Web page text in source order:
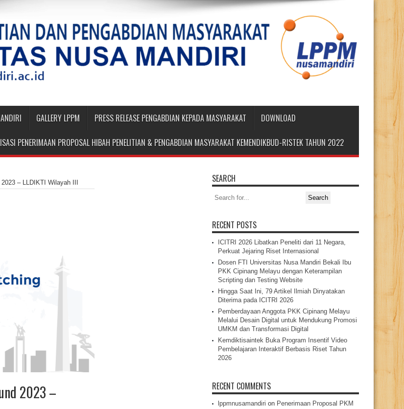
GALLERY LPPM PRESS RELEASE PENGABDIAN KEPADA MASYARAKAT DOWNLOAD
PENERIMAAN PROPOSAL HIBAH PENELITIAN & PENGABDIAN MASYARAKAT KEMENDIKBUD-RISTEK TAHUN 2022
– LLDIKTI Wilayah III
2023 –
SEARCH
Search
for:
RECENT POSTS
ICITRI 2026 Libatkan Peneliti dari 11 Negara,
Perkuat Jejaring Riset Internasional
Dosen FTI Universitas Nusa Mandiri Bekali Ibu
PKK Cipinang Melayu dengan Keterampilan
Scripting dan Testing Website
Hingga Saat Ini, 79 Artikel Ilmiah Dinyatakan
Diterima pada ICITRI 2026
Pemberdayaan Anggota PKK Cipinang Melayu
Melalui Desain Digital untuk Mendukung Promosi
UMKM dan Transformasi Digital
Kemdiktisaintek Buka Program Insentif Video
Pembelajaran Interaktif Berbasis Riset Tahun
2026
RECENT COMMENTS
lppmnusamandiri on Penerimaan Proposal PKM